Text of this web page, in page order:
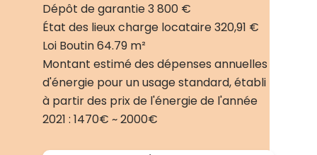
Dépôt de garantie3 800 €
État des lieux charge locataire320,91 €
Loi Boutin64.79 m²
Montant estimé des dépenses annuelles
d'énergie pour un usage standard, établi
à partir des prix de l'énergie de l'année
2021 : 1470€ ~ 2000€